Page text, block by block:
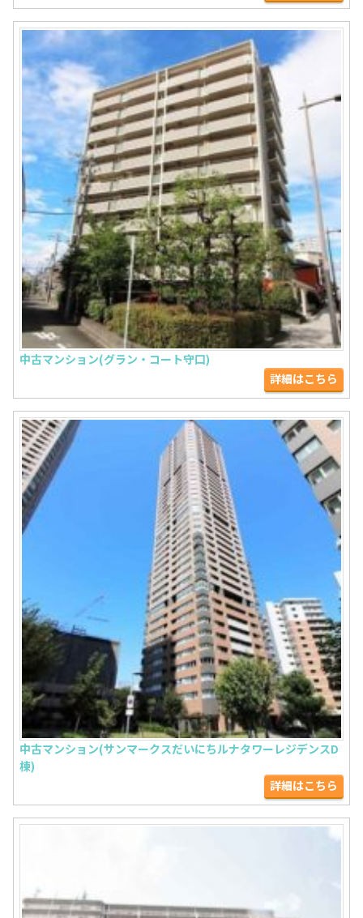
中古マンション(グラン・コート守口)
詳細はこちら
中古マンション(サンマークスだいにちルナタワーレジデンスD
棟)
詳細はこちら